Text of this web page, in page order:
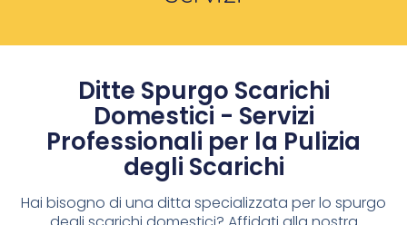
Ditte Spurgo Scarichi
Domestici - Servizi
Professionali per la Pulizia
degli Scarichi
Hai bisogno di una ditta specializzata per lo spurgo